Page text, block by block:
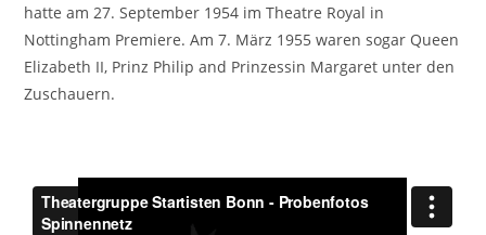
hatte am 27. September 1954 im Theatre Royal in
Nottingham Premiere. Am 7. März 1955 waren sogar Queen
Elizabeth II, Prinz Philip and Prinzessin Margaret unter den
Zuschauern.